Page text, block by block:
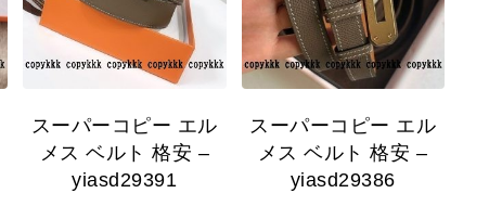
スーパーコピー エル
メス ベルト 格安 –
yiasd29391
スーパーコピー エル
メス ベルト 格安 –
yiasd29386